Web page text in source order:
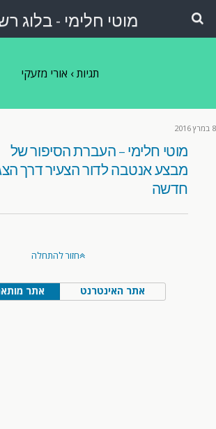
מוטי חלימי - בלוג
תגיות › אורי מזעקי
8 במרץ 2016
מוטי חלימי – העברת הסיפור של
מבצע אנטבה לדור הצעיר דרך
חדשה
חזור להתחלה
אתר אתר האינטרנט